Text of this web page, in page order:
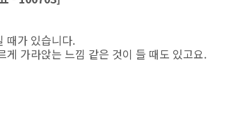
때가 있습니다.
가라앉는 느낌 같은 것이 들 때도 있고요.